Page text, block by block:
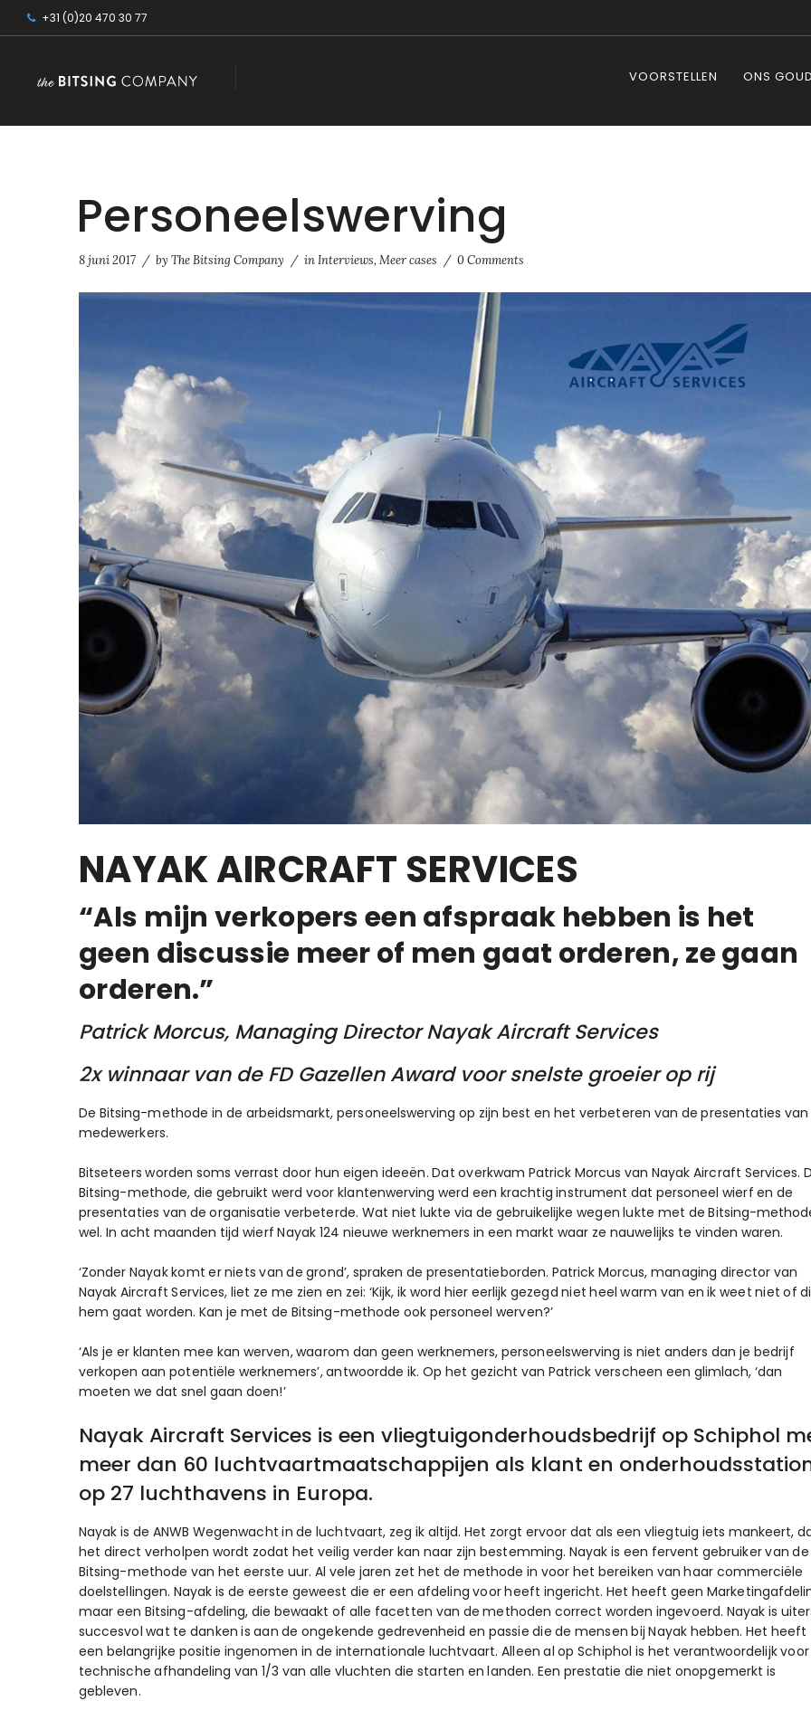
+31 (0)20 470 30 77
VOORSTELLEN ONS
Personeelswerving
8 juni 2017 / by The Bitsing Company / inInterviews, Meer cases / 0 Comments
NAYAK AIRCRAFT SERVICES
“Als mijn verkopers een afspraak hebben is het
geen discussie meer of men gaat orderen, ze gaan
orderen.”
Patrick Morcus, Managing Director Nayak Aircraft Services
2x winnaar van de FD Gazellen Award voor snelste groeier op rij
De Bitsing-methode in de arbeidsmarkt, personeelswerving op zijn best en het verbeteren van de presentaties van
medewerkers.
Bitseteers worden soms verrast door hun eigen ideeën. Dat overkwam Patrick Morcus van Nayak Aircraft Services.
Bitsing-methode, die gebruikt werd voor klantenwerving werd een krachtig instrument dat personeel wierf en de
presentaties van de organisatie verbeterde. Wat niet lukte via de gebruikelijke wegen lukte met de Bitsing-
wel. In acht maanden tijd wierf Nayak 124 nieuwe werknemers in een markt waar ze nauwelijks te vinden waren.
‘Zonder Nayak komt er niets van de grond’, spraken de presentatieborden. Patrick Morcus, managing director van
Nayak Aircraft Services, liet ze me zien en zei: ‘Kijk, ik word hier eerlijk gezegd niet heel warm van en ik weet niet of
hem gaat worden. Kan je met de Bitsing-methode ook personeel werven?’
‘Als je er klanten mee kan werven, waarom dan geen werknemers, personeelswerving is niet anders dan je bedrijf
verkopen aan potentiële werknemers’, antwoordde ik. Op het gezicht van Patrick verscheen een glimlach, ‘dan
moeten we dat snel gaan doen!’
Nayak Aircraft Services is een vliegtuigonderhoudsbedrijf op Schiphol
meer dan 60 luchtvaartmaatschappijen als klant en
op 27 luchthavens in Europa.
Nayak is de ANWB Wegenwacht in de luchtvaart, zeg ik altijd. Het zorgt ervoor dat als een vliegtuig iets mankeert,
het direct verholpen wordt zodat het veilig verder kan naar zijn bestemming. Nayak is een fervent gebruiker van de
Bitsing-methode van het eerste uur. Al vele jaren zet het de methode in voor het bereiken van haar commerciële
doelstellingen. Nayak is de eerste geweest die er een afdeling voor heeft ingericht. Het heeft geen
maar een Bitsing-afdeling, die bewaakt of alle facetten van de methoden correct worden ingevoerd. Nayak is
succesvol wat te danken is aan de ongekende gedrevenheid en passie die de mensen bij Nayak hebben. Het heeft
een belangrijke positie ingenomen in de internationale luchtvaart. Alleen al op Schiphol is het verantwoordelijk
technische afhandeling van 1/3 van alle vluchten die starten en landen. Een prestatie die niet onopgemerkt is
gebleven.